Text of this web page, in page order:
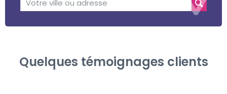
Quelques témoignages clients